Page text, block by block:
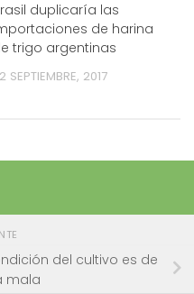
duplicaría las
de harina
trigo argentinas
SEPTIEMBRE, 2017
del cultivo es de
mala